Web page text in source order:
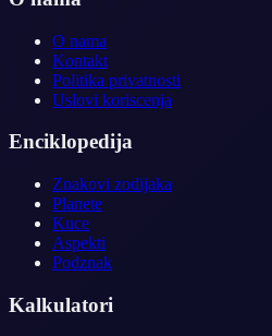
O nama
Kontakt
Politika privatnosti
Uslovi koriscenja
Enciklopedija
Znakovi zodijaka
Planete
Kuce
Aspekti
Podznak
Kalkulatori